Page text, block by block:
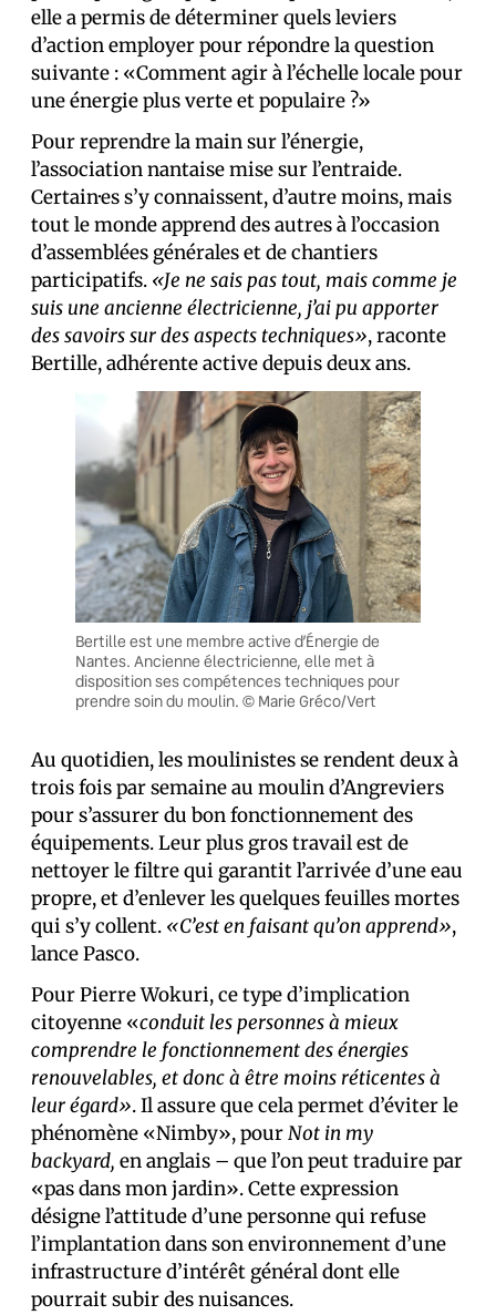
elle a permis de déterminer quels leviers
d’action employer pour répondre la question
suivante : «Comment agir à l’échelle locale pour
une énergie plus verte et populaire ?»
Pour reprendre la main sur l’énergie,
l’association nantaise mise sur l’entraide.
Certain·es s’y connaissent, d’autre moins, mais
tout le monde apprend des autres à l’occasion
d’assemblées générales et de chantiers
participatifs. «Je ne sais pas tout, mais comme je
suis une ancienne électricienne, j’ai pu apporter
des savoirs sur des aspects techniques», raconte
Bertille, adhérente active depuis deux ans.
Bertille est une membre active d’Énergie de
Nantes. Ancienne électricienne, elle met à
disposition ses compétences techniques pour
prendre soin du moulin. © Marie Gréco/Vert
Au quotidien, les moulinistes se rendent deux à
trois fois par semaine au moulin d’Angreviers
pour s’assurer du bon fonctionnement des
équipements. Leur plus gros travail est de
nettoyer le filtre qui garantit l’arrivée d’une eau
propre, et d’enlever les quelques feuilles mortes
qui s’y collent. «C’est en faisant qu’on apprend»,
lance Pasco.
Pour Pierre Wokuri, ce type d’implication
citoyenne «conduit les personnes à mieux
comprendre le fonctionnement des énergies
renouvelables, et donc à être moins réticentes à
leur égard». Il assure que cela permet d’éviter le
phénomène «Nimby», pourNot in my
backyard, en anglais – que l’on peut traduire par
«pas dans mon jardin». Cette expression
désigne l’attitude d’une personne qui refuse
l’implantation dans son environnement d’une
infrastructure d’intérêt général dont elle
pourrait subir des nuisances.